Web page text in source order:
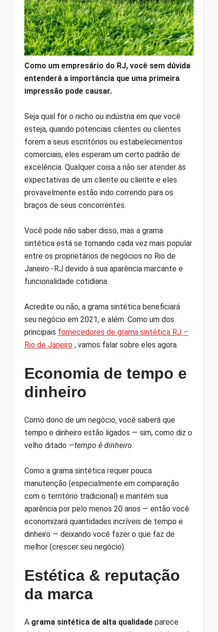
Como um empresário do RJ, você sem dúvida
entenderá a importância que uma primeira
impressão pode causar.
Seja qual for o nicho ou indústria em que você
esteja, quando potenciais clientes ou clientes
forem a seus escritórios ou estabelecimentos
comerciais, eles esperam um certo padrão de
excelência. Qualquer coisa a não ser atender às
expectativas de um cliente ou cliente e eles
provavelmente estão indo correndo para os
braços de seus concorrentes.
Você pode não saber disso, mas a grama
sintética está se tornando cada vez mais popular
entre os proprietários de negócios no Rio de
Janeiro -RJ devido à sua aparência marcante e
funcionalidade cotidiana.
Acredite ou não, a grama sintética beneficiará
seu negócio em 2021, e além. Como um dos
principais fornecedores de grama sintética RJ –
Rio de Janeiro , vamos falar sobre eles agora.
Economia de tempo e
dinheiro
Como dono de um negócio, você saberá que
tempo e dinheiro estão ligados — sim, como diz o
velho ditado —tempo é dinheiro.
Como a grama sintética requer pouca
manutenção (especialmente em comparação
com o território tradicional) e mantém sua
aparência por pelo menos 20 anos — então você
economizará quantidades incríveis de tempo e
dinheiro — deixando você fazer o que faz de
melhor (crescer seu negócio).
Estética & reputação
da marca
A grama sintética de alta qualidade parece